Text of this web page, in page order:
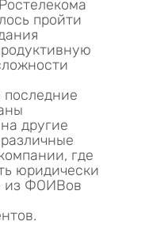
пройти
другие
где
юридически
из ФОИВов